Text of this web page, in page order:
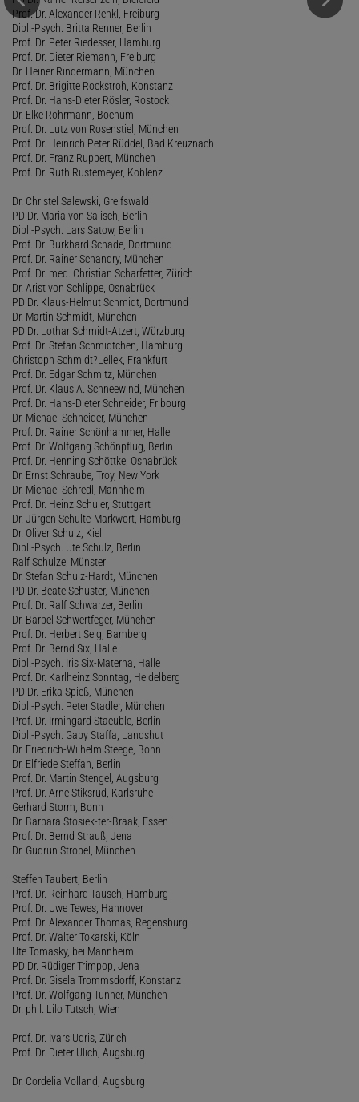
Prof. Dr. Alexander Renkl, Freiburg
Dipl.-Psych. Britta Renner, Berlin
Prof. Dr. Peter Riedesser, Hamburg
Prof. Dr. Dieter Riemann, Freiburg
Dr. Heiner Rindermann, München
Prof. Dr. Brigitte Rockstroh, Konstanz
Prof. Dr. Hans-Dieter Rösler, Rostock
Dr. Elke Rohrmann, Bochum
Prof. Dr. Lutz von Rosenstiel, München
Prof. Dr. Heinrich Peter Rüddel, Bad Kreuznach
Prof. Dr. Franz Ruppert, München
Prof. Dr. Ruth Rustemeyer, Koblenz
Dr. Christel Salewski, Greifswald
PD Dr. Maria von Salisch, Berlin
Dipl.-Psych. Lars Satow, Berlin
Prof. Dr. Burkhard Schade, Dortmund
Prof. Dr. Rainer Schandry, München
Prof. Dr. med. Christian Scharfetter, Zürich
Dr. Arist von Schlippe, Osnabrück
PD Dr. Klaus-Helmut Schmidt, Dortmund
Dr. Martin Schmidt, München
PD Dr. Lothar Schmidt-Atzert, Würzburg
Prof. Dr. Stefan Schmidtchen, Hamburg
Christoph Schmidt?Lellek, Frankfurt
Prof. Dr. Edgar Schmitz, München
Prof. Dr. Klaus A. Schneewind, München
Prof. Dr. Hans-Dieter Schneider, Fribourg
Dr. Michael Schneider, München
Prof. Dr. Rainer Schönhammer, Halle
Prof. Dr. Wolfgang Schönpflug, Berlin
Prof. Dr. Henning Schöttke, Osnabrück
Dr. Ernst Schraube, Troy, New York
Dr. Michael Schredl, Mannheim
Prof. Dr. Heinz Schuler, Stuttgart
Dr. Jürgen Schulte-Markwort, Hamburg
Dr. Oliver Schulz, Kiel
Dipl.-Psych. Ute Schulz, Berlin
Ralf Schulze, Münster
Dr. Stefan Schulz-Hardt, München
PD Dr. Beate Schuster, München
Prof. Dr. Ralf Schwarzer, Berlin
Dr. Bärbel Schwertfeger, München
Prof. Dr. Herbert Selg, Bamberg
Prof. Dr. Bernd Six, Halle
Dipl.-Psych. Iris Six-Materna, Halle
Prof. Dr. Karlheinz Sonntag, Heidelberg
PD Dr. Erika Spieß, München
Dipl.-Psych. Peter Stadler, München
Prof. Dr. Irmingard Staeuble, Berlin
Dipl.-Psych. Gaby Staffa, Landshut
Dr. Friedrich-Wilhelm Steege, Bonn
Dr. Elfriede Steffan, Berlin
Prof. Dr. Martin Stengel, Augsburg
Prof. Dr. Arne Stiksrud, Karlsruhe
Gerhard Storm, Bonn
Dr. Barbara Stosiek-ter-Braak, Essen
Prof. Dr. Bernd Strauß, Jena
Dr. Gudrun Strobel, München
Steffen Taubert, Berlin
Prof. Dr. Reinhard Tausch, Hamburg
Prof. Dr. Uwe Tewes, Hannover
Prof. Dr. Alexander Thomas, Regensburg
Prof. Dr. Walter Tokarski, Köln
Ute Tomasky, bei Mannheim
PD Dr. Rüdiger Trimpop, Jena
Prof. Dr. Gisela Trommsdorff, Konstanz
Prof. Dr. Wolfgang Tunner, München
Dr. phil. Lilo Tutsch, Wien
Prof. Dr. Ivars Udris, Zürich
Prof. Dr. Dieter Ulich, Augsburg
Dr. Cordelia Volland, Augsburg